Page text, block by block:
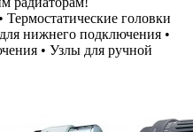
головки
нижнего подключения •
• Узлы для ручной